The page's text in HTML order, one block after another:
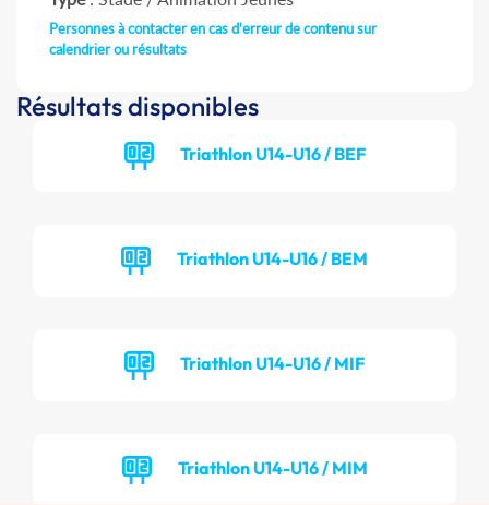
Personnes à contacter en cas d'erreur de contenu sur
calendrier ou résultats
Résultats disponibles
Triathlon U14-U16 / BEF
Triathlon U14-U16 / BEM
Triathlon U14-U16 / MIF
Triathlon U14-U16 / MIM